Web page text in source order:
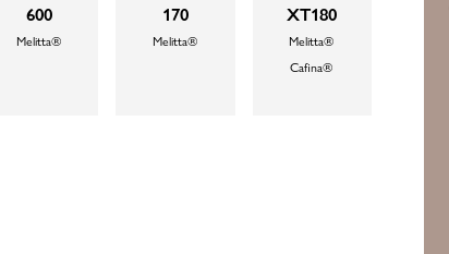
600
Melitta®
170
Melitta®
XT180
Melitta®
Cafina®